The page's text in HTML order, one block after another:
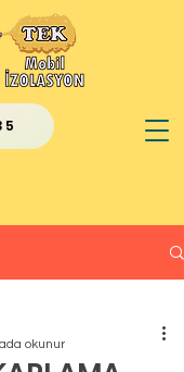
okunur